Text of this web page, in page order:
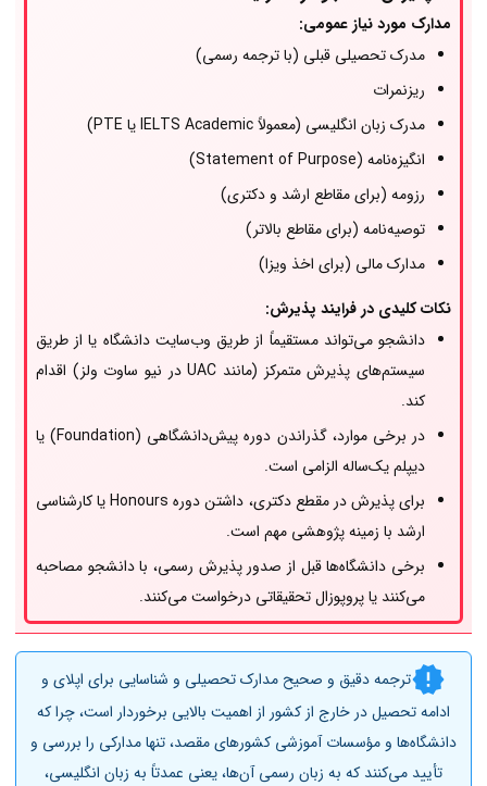
مدارک مورد نیاز عمومی:
مدرک تحصیلی قبلی (با ترجمه رسمی)
ریزنمرات
مدرک زبان انگلیسی (معمولاً IELTS Academic یا PTE)
انگیزه‌نامه (Statement of Purpose)
رزومه (برای مقاطع ارشد و دکتری)
توصیه‌نامه (برای مقاطع بالاتر)
مدارک مالی (برای اخذ ویزا)
نکات کلیدی در فرایند پذیرش:
دانشجو می‌تواند مستقیماً از طریق وب‌سایت دانشگاه یا از طریق
سیستم‌های پذیرش متمرکز (مانند UAC در نیو ساوت ولز) اقدام
کند.
در برخی موارد، گذراندن دوره پیش‌دانشگاهی (Foundation) یا
دیپلم یک‌ساله الزامی است.
برای پذیرش در مقطع دکتری، داشتن دوره Honours یا کارشناسی
ارشد با زمینه پژوهشی مهم است.
برخی دانشگاه‌ها قبل از صدور پذیرش رسمی، با دانشجو مصاحبه
می‌کنند یا پروپوزال تحقیقاتی درخواست می‌کنند.
ترجمه دقیق و صحیح مدارک تحصیلی و شناسایی برای اپلای و
ادامه تحصیل در خارج از کشور از اهمیت بالایی برخوردار است، چرا که
دانشگاه‌ها و مؤسسات آموزشی کشورهای مقصد، تنها مدارکی را بررسی و
تأیید می‌کنند که به زبان رسمی آن‌ها، یعنی عمدتاً به زبان انگلیسی،